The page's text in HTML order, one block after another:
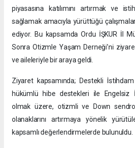
piyasasına katılımını artırmak ve
sağlamak amacıyla yürüttüğü
ediyor. Bu kapsamda Ordu İŞKUR İl
Sonra Otizmle Yaşam Derneği’ni
ve aileleriyle bir araya geldi.
Ziyaret kapsamında; Destekli
hükümlü hibe destekleri ile Engelsiz
olmak üzere, otizmli ve Down
olanaklarını artırmaya yönelik
kapsamlı değerlendirmelerde bulunuldu.